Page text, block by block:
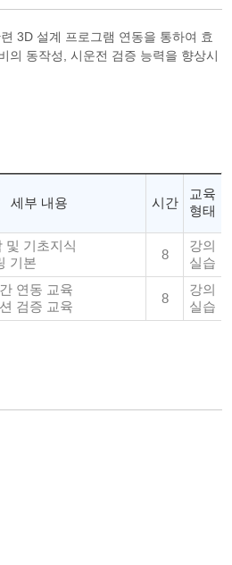
3D 설계 프로그램 연동을 통하여 효
의 동작성, 시운전 검증 능력을 향상시
세부 내용 시간
교육
형태
및 기초지식
기본
8
강의
실습
연동 교육
검증 교육
8
강의
실습